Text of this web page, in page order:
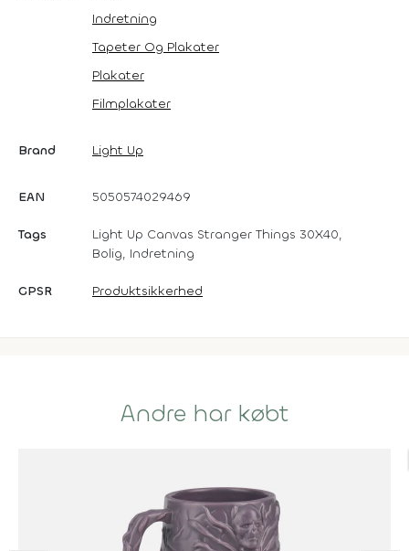
Indretning
Tapeter Og Plakater
Plakater
Filmplakater
Brand Light Up
EAN 5050574029469
Tags
Light Up Canvas Stranger Things 30X40,
Bolig, Indretning
GPSR Produktsikkerhed
Andre har købt